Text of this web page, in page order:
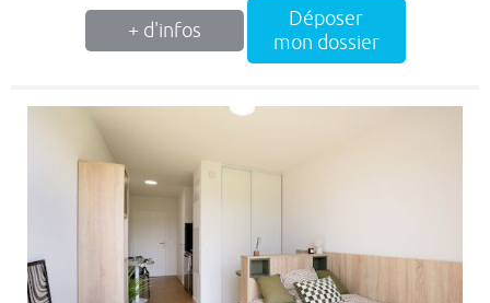
+ d'infos
Déposer
mon dossier